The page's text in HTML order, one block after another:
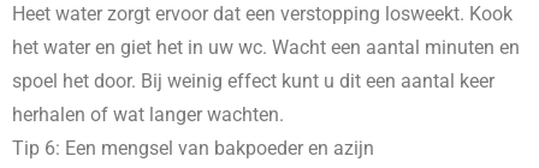
Heet water zorgt ervoor dat een verstopping losweekt. Kook
het water en giet het in uw wc. Wacht een aantal minuten en
spoel het door. Bij weinig effect kunt u dit een aantal keer
herhalen of wat langer wachten.
Tip 6: Een mengsel van bakpoeder en azijn